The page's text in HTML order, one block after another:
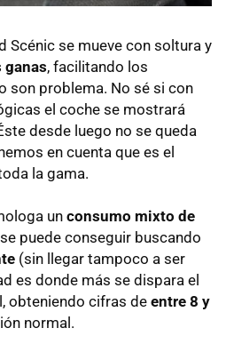
Scénic se mueve con soltura y
ganas, facilitando los
son problema. No sé si con
el coche se mostrará
desde luego no se queda
en cuenta que es el
la gama.
un consumo mixto de
puede conseguir buscando
(sin llegar tampoco a ser
es donde más se dispara el
obteniendo cifras de entre 8 y
normal.